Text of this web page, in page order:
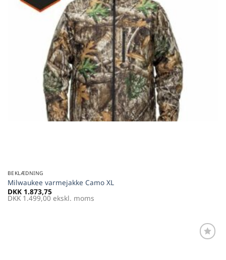
BEKLÆDNING
Milwaukee varmejakke Camo XL
DKK 1.873,75
DKK 1.499,00 ekskl. moms